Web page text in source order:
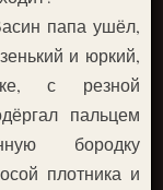
папа ушёл,
и юркий,
с резной
пальцем
бородку
плотника и